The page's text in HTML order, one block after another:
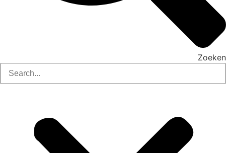
Zoeken